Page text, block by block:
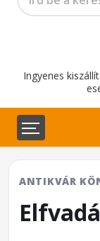
Ingyenes
ANTIKVÁR